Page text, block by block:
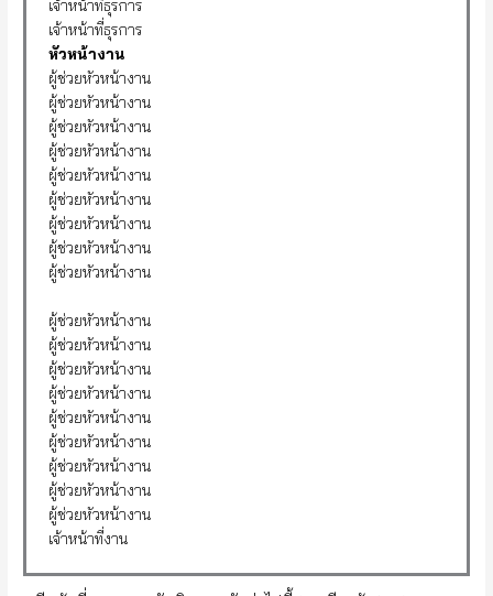
เจ้าหน้าที่ธุรการ
เจ้าหน้าที่ธุรการ
หัวหน้างาน
ผู้ช่วยหัวหน้างาน
ผู้ช่วยหัวหน้างาน
ผู้ช่วยหัวหน้างาน
ผู้ช่วยหัวหน้างาน
ผู้ช่วยหัวหน้างาน
ผู้ช่วยหัวหน้างาน
ผู้ช่วยหัวหน้างาน
ผู้ช่วยหัวหน้างาน
ผู้ช่วยหัวหน้างาน
ผู้ช่วยหัวหน้างาน
ผู้ช่วยหัวหน้างาน
ผู้ช่วยหัวหน้างาน
ผู้ช่วยหัวหน้างาน
ผู้ช่วยหัวหน้างาน
ผู้ช่วยหัวหน้างาน
ผู้ช่วยหัวหน้างาน
ผู้ช่วยหัวหน้างาน
ผู้ช่วยหัวหน้างาน
เจ้าหน้าที่งาน